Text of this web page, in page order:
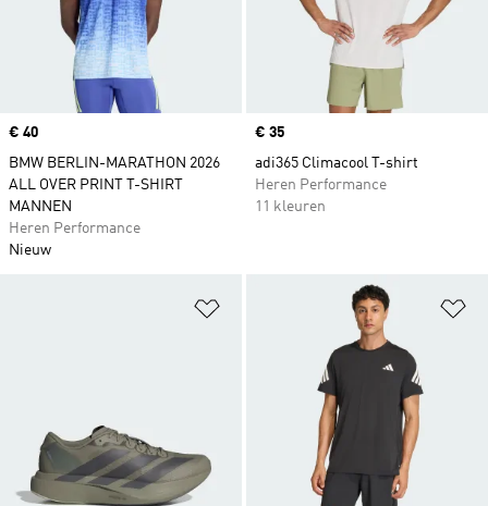
Price
€ 40
BMW BERLIN-MARATHON 2026
ALL OVER PRINT T-SHIRT
MANNEN
Heren Performance
Nieuw
Price
€ 35
adi365 Climacool T-shirt
Heren Performance
11 kleuren
Op verlanglijst zetten